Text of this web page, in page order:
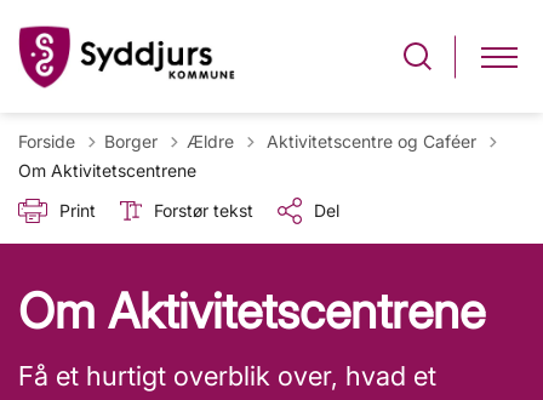
Forside Borger Ældre Tilbage til
Aktivitetscentre og Caféer
Om Aktivitetscentrene
Print
Forstør tekst Del
Om Aktivitetscentrene
Få et hurtigt overblik over, hvad et